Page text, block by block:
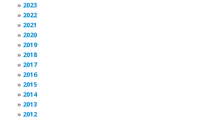
2023
2022
2021
2020
2019
2018
2017
2016
2015
2014
2013
2012